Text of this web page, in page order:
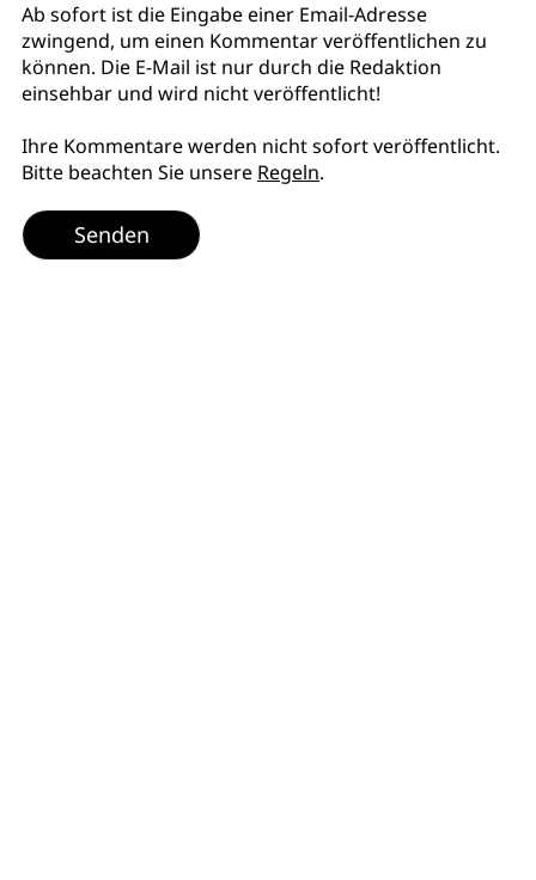
Ab sofort ist die Eingabe einer Email-Adresse
zwingend, um einen Kommentar veröffentlichen zu
können. Die E-Mail ist nur durch die Redaktion
einsehbar und wird nicht veröffentlicht!
Ihre Kommentare werden nicht sofort veröffentlicht.
Bitte beachten Sie unsere Regeln.
Senden